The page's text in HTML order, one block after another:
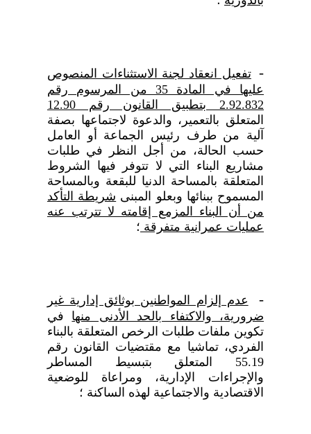
- تفعيل انعقاد لجنة الاستثناءات المنصوص
عليها في المادة 35 من المرسوم رقم
2.92.832 بتطبيق القانون رقم 12.90
المتعلق بالتعمير، والدعوة لاجتماعها بصفة
آلية من طرف رئيس الجماعة أو العامل
حسب الحالة، من أجل النظر في طلبات
مشاريع البناء التي لا تتوفر فيها الشروط
المتعلقة بالمساحة الدنيا للبقعة وبالمساحة
المسموح ببنائها وبعلو المبنى شريطة التأكد
من أن البناء المزمع إقامته لا تترتب عنه
عمليات عمرانية متفرقة ؛
-
عدم إلزام المواطنين بوثائق إدارية غير
ضرورية، والاكتفاء بالحد الأدنى منها في
تكوين ملفات طلبات الرخص المتعلقة بالبناء
الفردي، تماشيا مع مقتضيات القانون رقم
55.19 المتعلق بتبسيط المساطر
والإجراءات الإدارية، ومراعاة للوضعية
الاقتصادية والاجتماعية لهذه الساكنة ؛